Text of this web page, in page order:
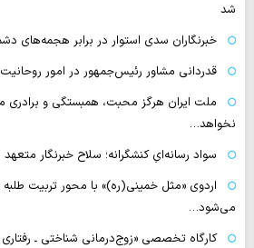
شد
خبرنگاران سدی استوار در برابر هجمه‌های
قدردانی مشاور رئیس‌جمهور در امور روحانیت
ملت ایران هرگز محبت، همبستگی و برادری
نخواهد…
سواد رسانه‌ایِ کنشگرانه؛ سلاح خبرنگار
اردوی «مثل خمینی(ره)» با محور تربیت طلبه
می‌شود…
کارگاه تخصصی «زوج‌درمانی شناختی ـ